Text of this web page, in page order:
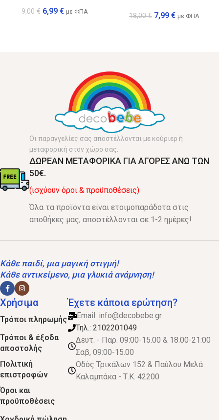
9,00€ 6,99 € με ΦΠΑ
18,00€ 7,99 € με ΦΠΑ
Οι παραγγελίες σας αποστέλλονται με κούριερ ή
μεταφορική στον χώρο σας.
ΔΩΡΕΑΝ ΜΕΤΑΦΟΡΙΚΑ ΓΙΑ ΑΓΟΡΕΣ ΑΝΩ ΤΩΝ
50€.
(ισχύουν όροι & προϋποθέσεις)
Όλα τα προϊόντα είναι ετοιμοπαράδοτα στις
αποθήκες μας, αποστέλλονται σε 1-2 ημέρες!
Κάθε παιδί, μια μαγική στιγμή!
Κάθε αντικείμενο, μια γλυκιά ανάμνηση!
Χρήσιμα
Τρόποι πληρωμής
Τρόποι & έξοδα
αποστολής
Πολιτική
επιστροφών
Όροι και
προϋποθέσεις
Έχετε κάποια ερώτηση?
Email: info@decobebe.gr
Τηλ.: 2102201049
Δευτ. - Παρ. 09:00-15.00 & 18.00-21:00
Σαβ, 09:00-15.00
Οδός Τρικάλων 152 & Παύλου Μελά
Καλαμπάκα - Τ.Κ. 42200